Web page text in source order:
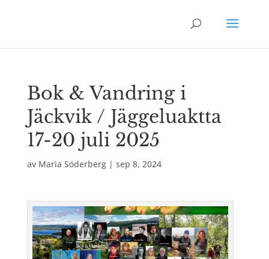
Bok & Vandring i
Jäckvik / Jäggeluaktta
17-20 juli 2025
av Maria Söderberg| sep 8, 2024